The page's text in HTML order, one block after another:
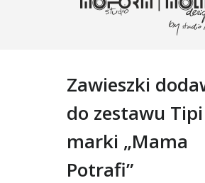
Zawieszki
do zestawu Tipi
marki „Mama
Potrafi”